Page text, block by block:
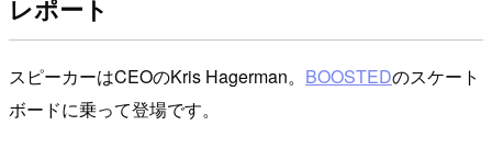
レポート
スピーカーはCEOのKris Hagerman。 BOOSTEDのスケート
ボードに乗って登場です。